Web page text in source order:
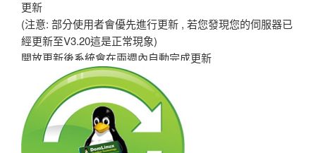
更新
(注意: 部分使用者會優先進行更新 , 若您發現您的伺服器已
經更新至V3.20這是正常現象)
開放更新後系統會在兩週內自動完成更新